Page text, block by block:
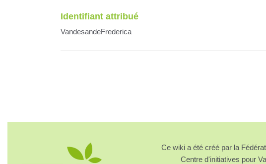
Identifiant attribué
VandesandeFrederica
Ce wiki a été créé par la
Centre d'initiatives pour